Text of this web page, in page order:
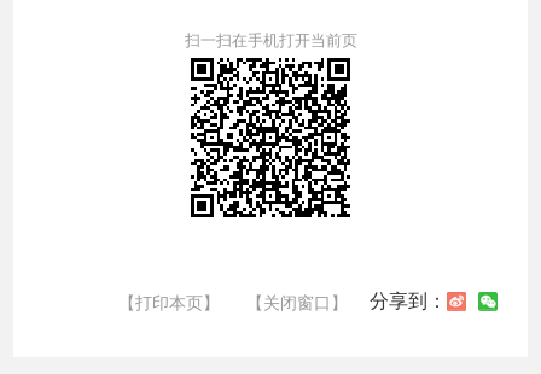
扫一扫在手机打开当前页
【打印本页】 【关闭窗口】 分享到：